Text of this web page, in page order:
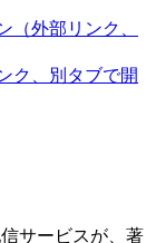
（外部リンク、
ク、別タブで開
サービスが、著